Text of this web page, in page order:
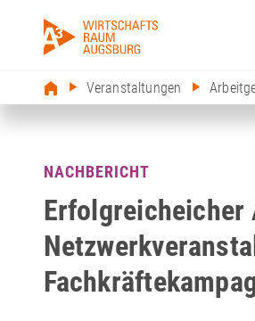
Veranstaltungen
NACHBERICHT
Erfolgreicheicher